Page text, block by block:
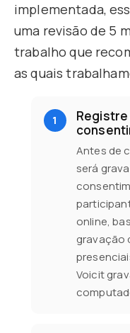
implementada,
uma revisão de 5
trabalho que
as quais
Registre
Antes de
será
online,
gravação
Voicit